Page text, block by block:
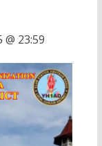
@ 23:59